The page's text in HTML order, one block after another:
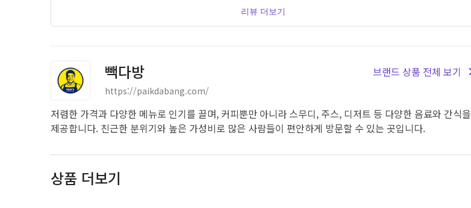
리뷰 더보기
빽다방
https://paikdabang.com/
브랜드 상품 전체 보기
저렴한 가격과 다양한 메뉴로 인기를 끌며, 커피뿐만 아니라 스무디, 주스, 디저트 등 다양한 음료와 간식을
제공합니다. 친근한 분위기와 높은 가성비로 많은 사람들이 편안하게 방문할 수 있는 곳입니다.
상품 더보기